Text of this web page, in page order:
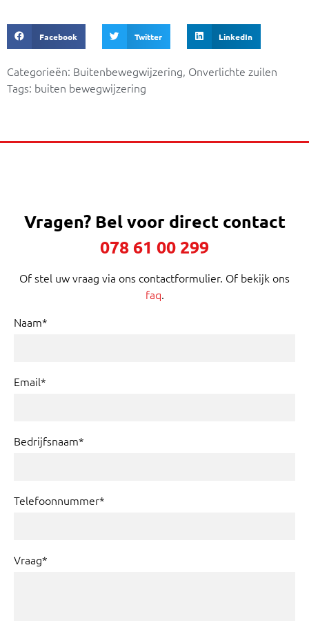
Facebook Twitter LinkedIn
Categorieën: Buitenbewegwijzering, Onverlichte zuilen
Tags: buiten bewegwijzering
Vragen? Bel voor direct contact
078 61 00 299
Of stel uw vraag via ons contactformulier. Of bekijk ons
faq.
Naam*
Email*
Bedrijfsnaam*
Telefoonnummer*
Vraag*